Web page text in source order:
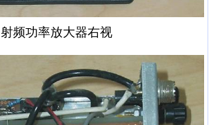
射频功率放大器右视